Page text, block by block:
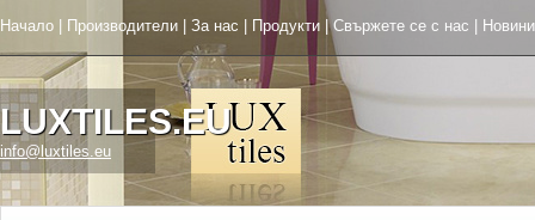
Начало Производители За нас Продукти |Свържете се с нас Новини
LUXTILES.EU
info@luxtiles.eu